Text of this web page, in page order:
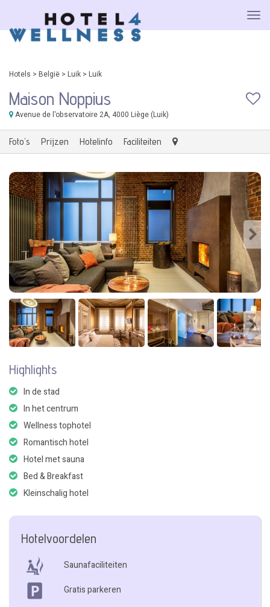
Hotels > België > Luik > Luik
Maison Noppius
Avenue de l'observatoire 2A, 4000 Liège (Luik)
Foto's Prijzen Hotelinfo Faciliteiten
Highlights
In de stad
In het centrum
Wellness tophotel
Romantisch hotel
Hotel met sauna
Bed & Breakfast
Kleinschalig hotel
Hotelvoordelen
Saunafaciliteiten
Gratis parkeren